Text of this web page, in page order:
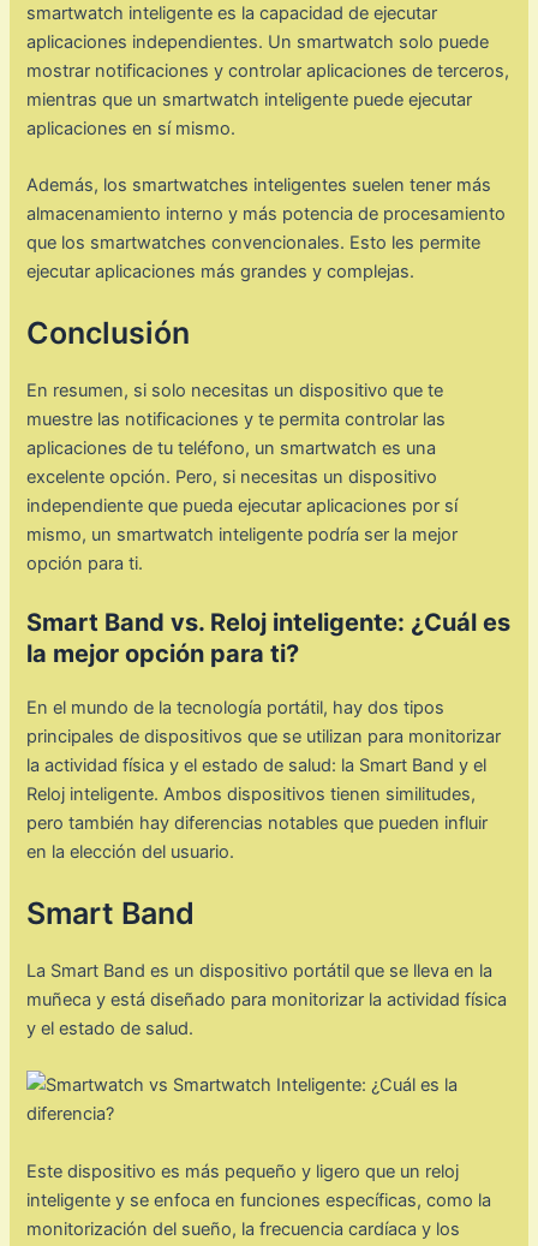
smartwatch inteligente es la capacidad de ejecutar
aplicaciones independientes. Un smartwatch solo puede
mostrar notificaciones y controlar aplicaciones de terceros,
mientras que un smartwatch inteligente puede ejecutar
aplicaciones en sí mismo.
Además, los smartwatches inteligentes suelen tener más
almacenamiento interno y más potencia de procesamiento
que los smartwatches convencionales. Esto les permite
ejecutar aplicaciones más grandes y complejas.
Conclusión
En resumen, si solo necesitas un dispositivo que te
muestre las notificaciones y te permita controlar las
aplicaciones de tu teléfono, un smartwatch es una
excelente opción. Pero, si necesitas un dispositivo
independiente que pueda ejecutar aplicaciones por sí
mismo, un smartwatch inteligente podría ser la mejor
opción para ti.
Smart Band vs. Reloj inteligente: ¿Cuál es
la mejor opción para ti?
En el mundo de la tecnología portátil, hay dos tipos
principales de dispositivos que se utilizan para monitorizar
la actividad física y el estado de salud: la Smart Band y el
Reloj inteligente. Ambos dispositivos tienen similitudes,
pero también hay diferencias notables que pueden influir
en la elección del usuario.
Smart Band
La Smart Band es un dispositivo portátil que se lleva en la
muñeca y está diseñado para monitorizar la actividad física
y el estado de salud.
Este dispositivo es más pequeño y ligero que un reloj
inteligente y se enfoca en funciones específicas, como la
monitorización del sueño, la frecuencia cardíaca y los